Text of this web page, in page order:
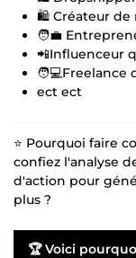
🛍️ Créateur de
🧑💼
📲Influenceur
ect ect
⭐ Pourquoi faire
confiez l'analyse
d'action pour
plus ?
🏆 Voici